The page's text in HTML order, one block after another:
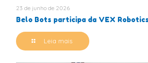
23 de junho de 2026
Belo Bots participa da VEX
Leia mais